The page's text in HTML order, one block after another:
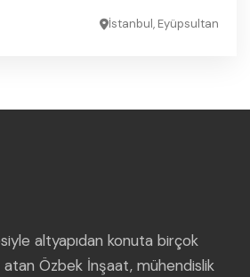
İstanbul, Eyüpsultan
altyapıdan konuta birçok
Özbek İnşaat, mühendislik